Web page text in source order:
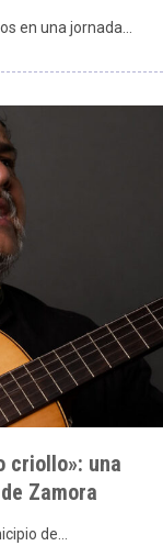
en una jornada…
criollo»: una
Zamora
de…